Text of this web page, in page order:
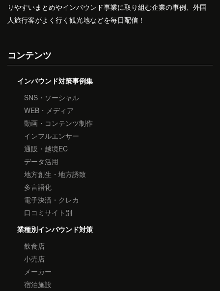
りやすいまとめやインバウンド事業に取り組む企業の事例、外国
人旅行客がよく行く観光地などを毎日配信！
コンテンツ
インバウンド対策事例集
SNS・ソーシャル
WEB・メディア
動画・コンテンツ制作
インフルエンサー
通販・越境EC
データ活用
地方創生・地方誘致
多言語化
電子決済・クレカ
口コミサイト別
業種別インバウンド対策
飲食店
小売店
メーカー
宿泊施設